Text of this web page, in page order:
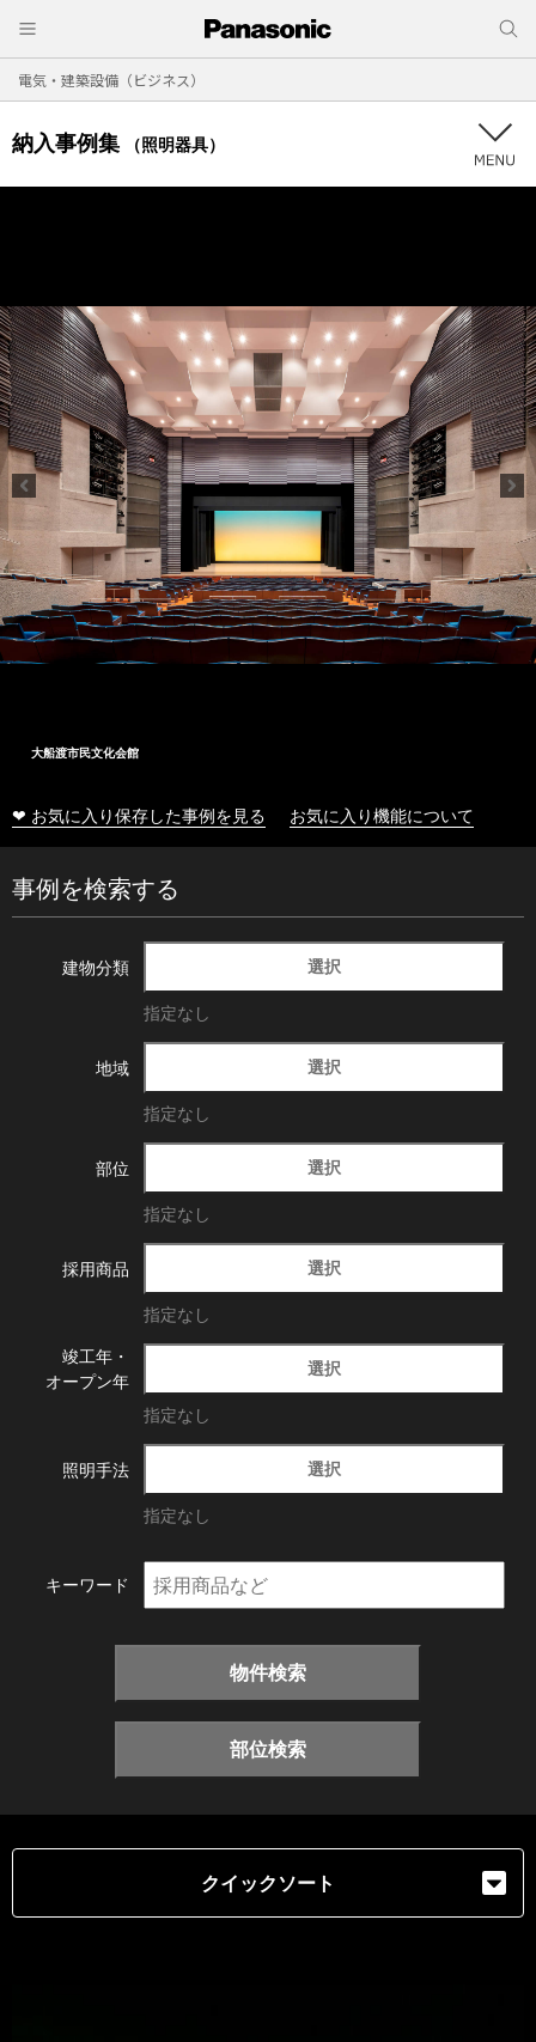
電気・建築設備（ビジネス）
納入事例集 （照明器具）
大船渡市民文化会館
❤ お気に入り保存した事例を見る お気に入り機能について
事例を検索する
建物分類 選択
指定なし
地域 選択
指定なし
部位 選択
指定なし
採用商品 選択
指定なし
竣工年・
オープン年
選択
指定なし
照明手法 選択
指定なし
キーワード
物件検索
部位検索
クイックソート